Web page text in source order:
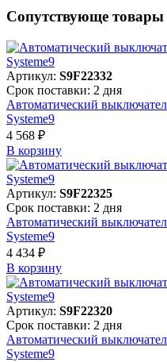
Сопутствующе товары
Артикул: S9F22332
Срок поставки: 2 дня
Автоматический
Systeme9
4 568 ₽
В корзинy
Артикул: S9F22325
Срок поставки: 2 дня
Автоматический
Systeme9
4 434 ₽
В корзинy
Артикул: S9F22320
Срок поставки: 2 дня
Автоматический
Systeme9